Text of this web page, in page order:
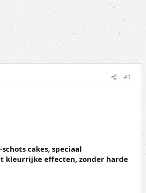
#1
cakes, speciaal
kleurrijke effecten, zonder harde